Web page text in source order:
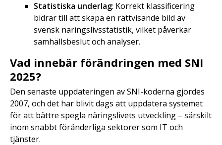
Statistiska underlag: Korrekt klassificering
bidrar till att skapa en rättvisande bild av
svensk näringslivsstatistik, vilket påverkar
samhällsbeslut och analyser.
Vad innebär förändringen med SNI
2025?
Den senaste uppdateringen av SNI-koderna gjordes
2007, och det har blivit dags att uppdatera systemet
för att bättre spegla näringslivets utveckling – särskilt
inom snabbt föränderliga sektorer som IT och
tjänster.